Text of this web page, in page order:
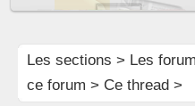
Les sections > Les
ce forum > Ce thread >